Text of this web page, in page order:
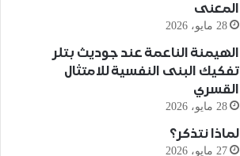
المعنى
28 مايو، 2026
الهيمنة الناعمة عند جوديث بتلر
تفكيك البنى النفسية للامتثال
القسري
28 مايو، 2026
لماذا نتذكر؟
27 مايو، 2026